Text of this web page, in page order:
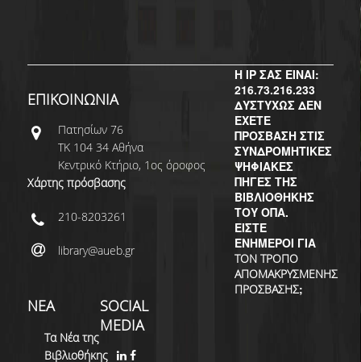
Η IP ΣΑΣ ΕΙΝΑΙ:
216.73.216.233
ΔΥΣΤΥΧΩΣ ΔΕΝ
ΕΧΕΤΕ
ΠΡΟΣΒΑΣΗ ΣΤΙΣ
ΣΥΝΔΡΟΜΗΤΙΚΕΣ
ΨΗΦΙΑΚΕΣ
ΠΗΓΕΣ ΤΗΣ
ΒΙΒΛΙΟΘΗΚΗΣ
ΤΟΥ ΟΠΑ.
ΕΙΣΤΕ
ΕΝΗΜΕΡΟΙ ΓΙΑ
ΤΟΝ ΤΡΟΠΟ
ΑΠΟΜΑΚΡΥΣΜΕΝΗΣ
ΠΡΟΣΒΑΣΗΣ;
ΕΠΙΚΟΙΝΩΝΙΑ
Πατησίων 76
ΤΚ 104 34 Αθήνα
Κεντρικό Κτήριο, 1ος όροφος
Χάρτης πρόσβασης
210-8203261
library@aueb.gr
ΝΕΑ
Τα Νέα της
Βιβλιοθήκης
SOCIAL
MEDIA